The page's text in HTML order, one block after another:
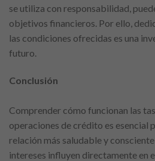
se utiliza con responsabilidad,
objetivos financieros. Por ello,
las condiciones ofrecidas es una
futuro.
Conclusión
Comprender cómo funcionan las
operaciones de crédito es esencial
relación más saludable y
intereses influyen directamente en